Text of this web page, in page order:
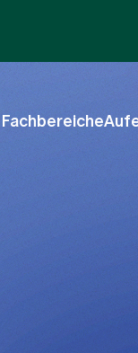
Fachbereiche